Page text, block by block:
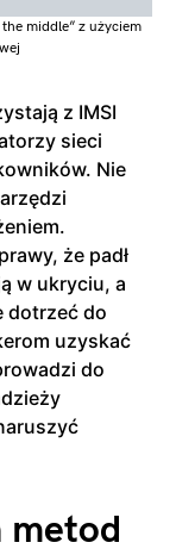
middle” z użyciem
z IMSI
sieci
Nie
że padł
w ukryciu, a
dotrzeć do
uzyskać
do
metod